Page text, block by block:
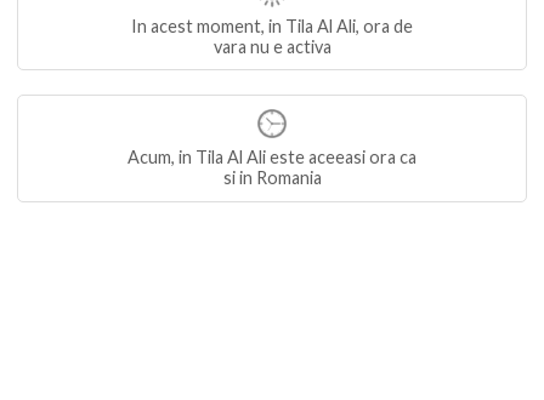
In acest moment, in Tila Al Ali, ora de
vara nu e activa
Acum, in Tila Al Ali este aceeasi ora ca
si in Romania